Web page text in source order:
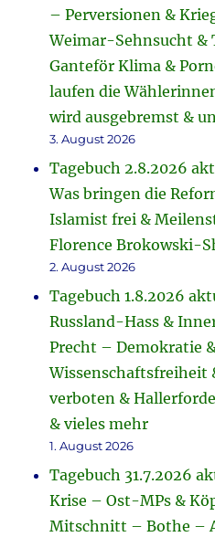
– Perversionen &
Weimar-Sehnsucht &
Ganteför Klima &
laufen die
wird ausgebremst &
3. August 2026
Tagebuch 2.8.2026
Was bringen die
Islamist frei &
Florence Brokowski-
2. August 2026
Tagebuch 1.8.2026
Russland-Hass &
Precht – Demokratie
Wissenschaftsfreiheit
verboten &
& vieles mehr
1. August 2026
Tagebuch 31.7.2026
Krise – Ost-MPs &
Mitschnitt – Bothe –